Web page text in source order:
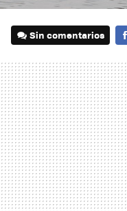
Sin comentarios